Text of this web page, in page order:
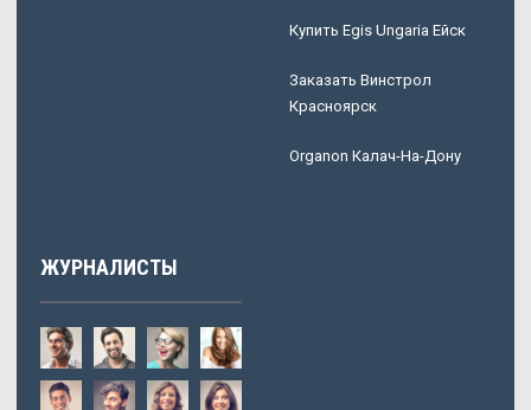
Купить Egis Ungaria Ейск
Заказать Винстрол
Красноярск
Organon Калач-На-Дону
ЖУРНАЛИСТЫ